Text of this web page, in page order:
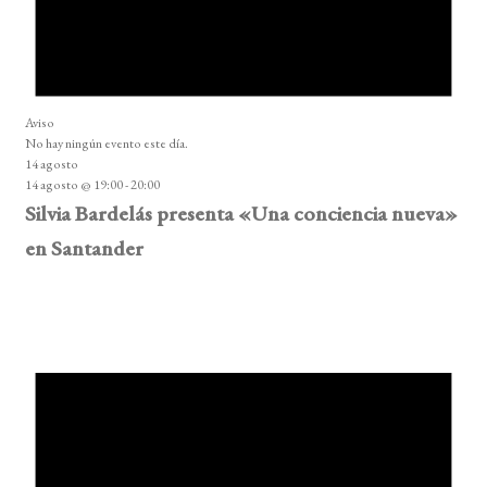
Aviso
No hay ningún evento este día.
14 agosto
14 agosto @ 19:00-20:00
Silvia Bardelás presenta «Una conciencia nueva»
en Santander